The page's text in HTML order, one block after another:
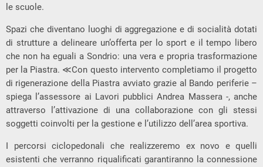
le scuole.
Spazi che diventano luoghi di aggregazione e di socialità dotati
di strutture a delineare un’offerta per lo sport e il tempo libero
che non ha eguali a Sondrio: una vera e propria trasformazione
per la Piastra. ≪Con questo intervento completiamo il progetto
di rigenerazione della Piastra avviato grazie al Bando periferie –
spiega l’assessore ai Lavori pubblici Andrea Massera -, anche
attraverso l’attivazione di una collaborazione con gli stessi
soggetti coinvolti per la gestione e l’utilizzo dell’area sportiva.
I percorsi ciclopedonali che realizzeremo ex novo e quelli
esistenti che verranno riqualificati garantiranno la connessione